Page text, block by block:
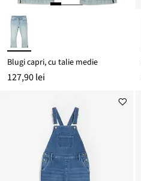
Blugi capri, cu talie medie
127,90 lei